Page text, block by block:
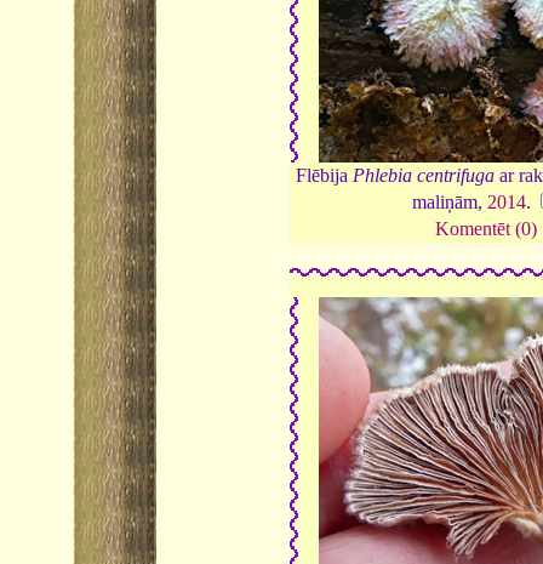
Flēbija Phlebia centrifuga ar
maliņām, 2014.
Komentēt (0)